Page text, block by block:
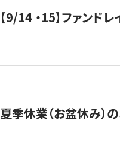
【9/14 ・15】ファンド
夏季休業（お盆休み）